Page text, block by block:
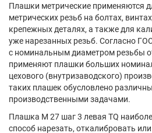
Плашки метрические применяются
метрических резьб на болтах,
крепежных деталях, а также для
уже нарезанных резьб. Согласно
с номинальным диаметром резьбы
применяют плашки больших
цехового (внутризаводского)
таких плашек обусловлено
производственными задачами.
Плашка М 27 шаг 3 левая TQ
способ нарезать, откалибровать